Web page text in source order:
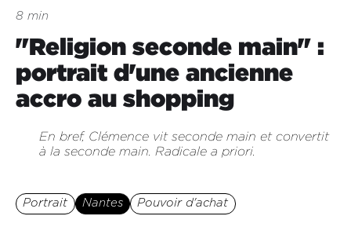
8 min
"Religion seconde main" :
portrait d'une ancienne
accro au shopping
En bref, Clémence vit seconde main et convertit
à la seconde main. Radicale a priori.
Portrait Nantes Pouvoir d'achat